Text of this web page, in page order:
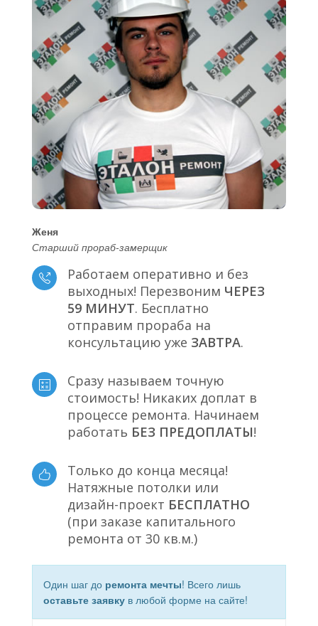
Женя
Старший прораб-замерщик
Работаем оперативно и без
выходных! Перезвоним ЧЕРЕЗ
59 МИНУТ. Бесплатно
отправим прораба на
консультацию уже ЗАВТРА.
Сразу называем точную
стоимость! Никаких доплат в
процессе ремонта. Начинаем
работать БЕЗ ПРЕДОПЛАТЫ!
Только до конца месяца!
Натяжные потолки или
дизайн-проект БЕСПЛАТНО
(при заказе капитального
ремонта от 30 кв.м.)
Один шаг до ремонта мечты! Всего лишь
оставьте заявку в любой форме на сайте!